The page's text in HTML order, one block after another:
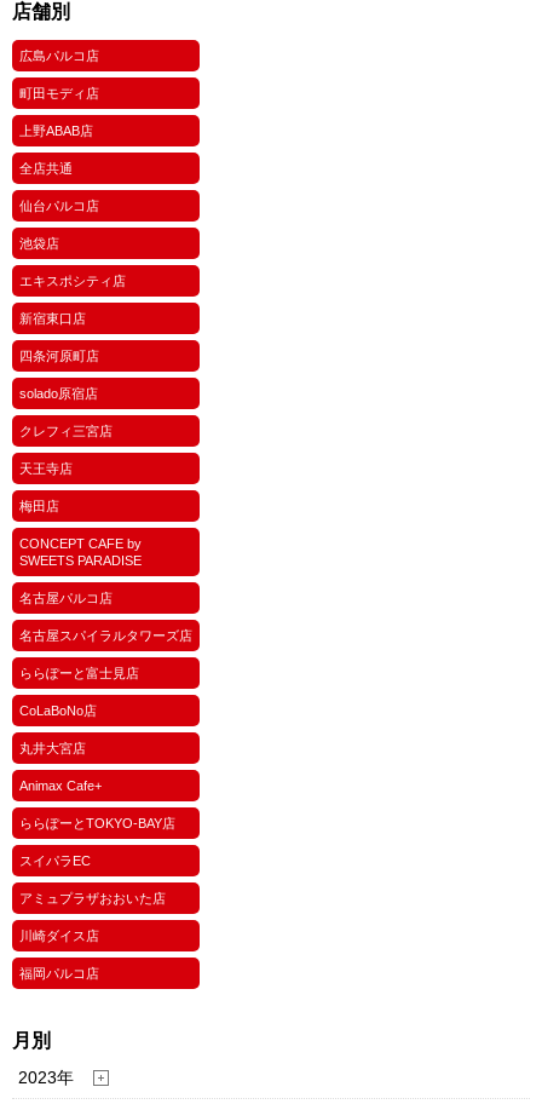
店舗別
広島パルコ店
町田モディ店
上野ABAB店
全店共通
仙台パルコ店
池袋店
エキスポシティ店
新宿東口店
四条河原町店
solado原宿店
クレフィ三宮店
天王寺店
梅田店
CONCEPT CAFE by
SWEETS PARADISE
名古屋パルコ店
名古屋スパイラルタワーズ店
ららぽーと富士見店
CoLaBoNo店
丸井大宮店
Animax Cafe+
ららぽーとTOKYO-BAY店
スイパラEC
アミュプラザおおいた店
川崎ダイス店
福岡パルコ店
月別
2023年